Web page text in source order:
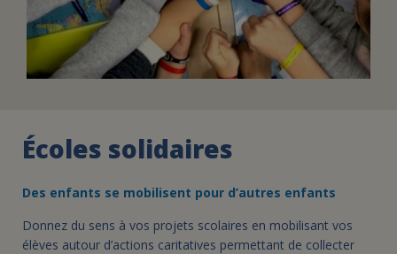
Écoles solidaires
Des enfants se mobilisent pour d’autres enfants
Donnez du sens à vos projets scolaires en mobilisant vos
élèves autour d’actions caritatives permettant de collecter